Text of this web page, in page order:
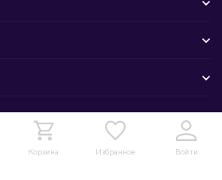
Корзина Избранное Войти